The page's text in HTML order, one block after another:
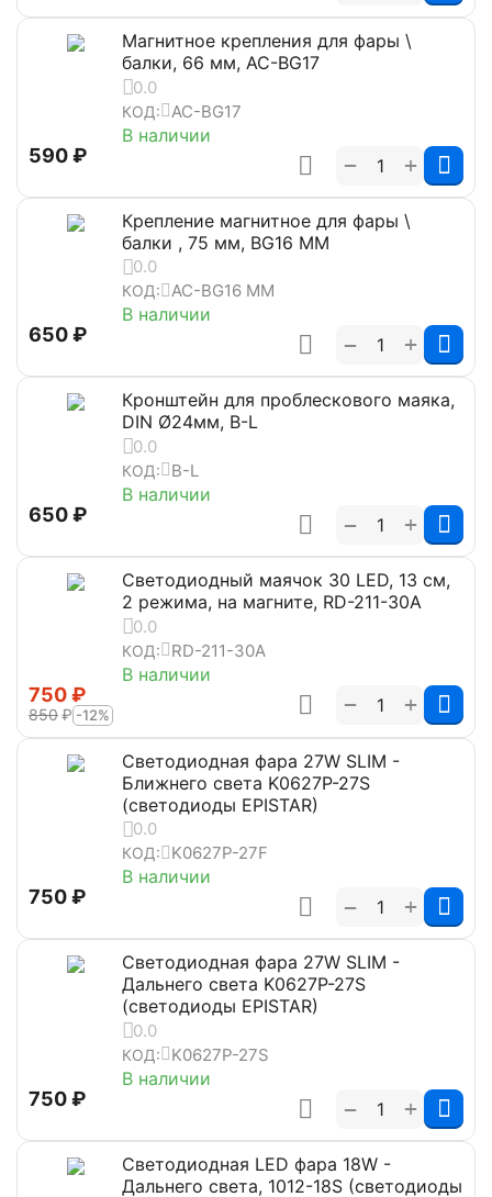
Магнитное крепления для фары \
балки, 66 мм, AC-BG17
0.0
КОД: AC-BG17
В наличии
‍590‍₽ +
−
Крепление магнитное для фары \
балки , 75 мм, BG16 MM
0.0
КОД: AC-BG16 MM
В наличии
‍650‍₽ +
−
Кронштейн для проблескового маяка,
DIN Ø24мм, B-L
0.0
КОД: B-L
В наличии
‍650‍₽ +
−
Светодиодный маячок 30 LED, 13 см,
2 режима, на магните, RD-211-30A
0.0
КОД: RD-211-30A
В наличии
‍750‍₽
‍850‍₽ -12% +
−
Светодиодная фара 27W SLIM -
Ближнего света K0627P-27S
(светодиоды EPISTAR)
0.0
КОД: K0627P-27F
В наличии
‍750‍₽ +
−
Светодиодная фара 27W SLIM -
Дальнего света K0627P-27S
(светодиоды EPISTAR)
0.0
КОД: K0627P-27S
В наличии
‍750‍₽ +
−
Светодиодная LED фара 18W -
Дальнего света, 1012-18S (светодиоды